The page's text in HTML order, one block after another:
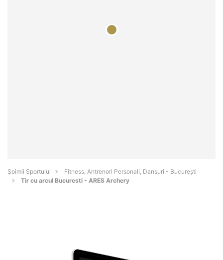
Șoimii Sportului
Fitness, Antrenori Personali, Dansuri - Bucureşti
Tir cu arcul Bucuresti - ARES Archery